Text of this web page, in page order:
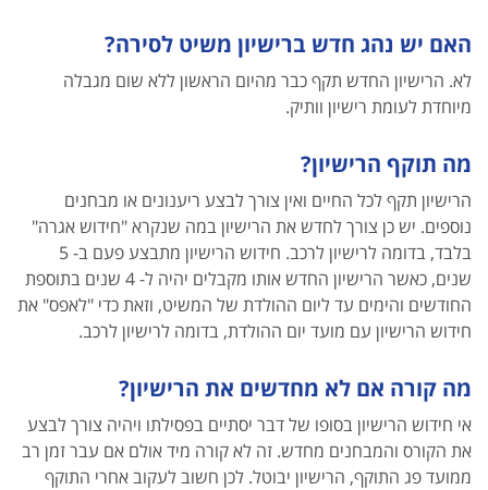
האם יש נהג חדש ברישיון משיט לסירה?
לא. הרישיון החדש תקף כבר מהיום הראשון ללא שום מגבלה
מיוחדת לעומת רישיון וותיק.
מה תוקף הרישיון?
הרישיון תקף לכל החיים ואין צורך לבצע ריענונים או מבחנים
נוספים. יש כן צורך לחדש את הרישיון במה שנקרא "חידוש אגרה"
בלבד, בדומה לרישיון לרכב. חידוש הרישיון מתבצע פעם ב- 5
שנים, כאשר הרישיון החדש אותו מקבלים יהיה ל- 4 שנים בתוספת
החודשים והימים עד ליום ההולדת של המשיט, וזאת כדי "לאפס" את
חידוש הרישיון עם מועד יום ההולדת, בדומה לרישיון לרכב.
מה קורה אם לא מחדשים את הרישיון?
אי חידוש הרישיון בסופו של דבר יסתיים בפסילתו ויהיה צורך לבצע
את הקורס והמבחנים מחדש. זה לא קורה מיד אולם אם עבר זמן רב
ממועד פג התוקף, הרישיון יבוטל. לכן חשוב לעקוב אחרי התוקף